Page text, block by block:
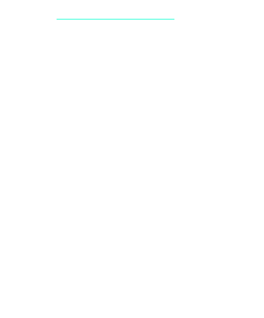
Agenciamento Produção